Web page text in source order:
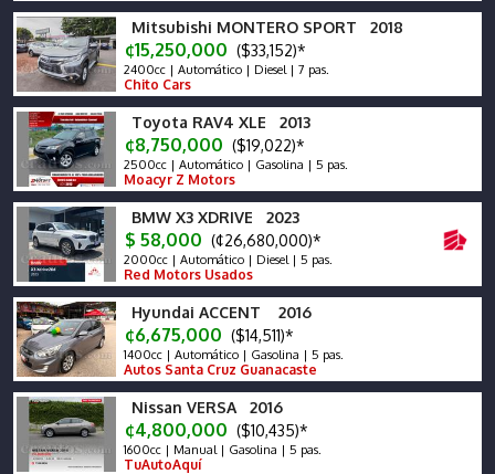
Mitsubishi MONTERO SPORT 2018
¢15,250,000 ($33,152)*
2400cc | Automático | Diesel | 7 pas.
Chito Cars
Toyota RAV4 XLE 2013
¢8,750,000 ($19,022)*
2500cc | Automático | Gasolina | 5 pas.
Moacyr Z Motors
BMW X3 XDRIVE 2023
$ 58,000 (¢26,680,000)*
2000cc | Automático | Diesel | 5 pas.
Red Motors Usados
Hyundai ACCENT 2016
¢6,675,000 ($14,511)*
1400cc | Automático | Gasolina | 5 pas.
Autos Santa Cruz Guanacaste
Nissan VERSA 2016
¢4,800,000 ($10,435)*
1600cc | Manual | Gasolina | 5 pas.
TuAutoAquí